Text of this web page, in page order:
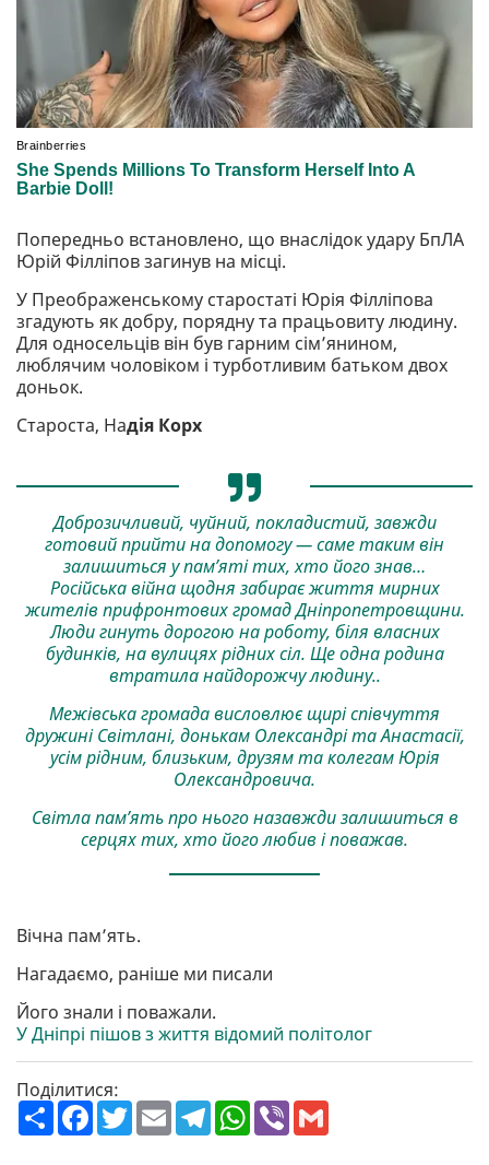
Попередньо встановлено, що внаслідок удару БпЛА
Юрій Філліпов загинув на місці.
У Преображенському старостаті Юрія Філліпова
згадують як добру, порядну та працьовиту людину.
Для односельців він був гарним сім’янином,
люблячим чоловіком і турботливим батьком двох
доньок.
Староста, Надія Корх
Доброзичливий, чуйний, покладистий, завжди
готовий прийти на допомогу — саме таким він
залишиться у пам’яті тих, хто його знав…
Російська війна щодня забирає життя мирних
жителів прифронтових громад Дніпропетровщини.
Люди гинуть дорогою на роботу, біля власних
будинків, на вулицях рідних сіл. Ще одна родина
втратила найдорожчу людину..
Межівська громада висловлює щирі співчуття
дружині Світлані, донькам Олександрі та Анастасії,
усім рідним, близьким, друзям та колегам Юрія
Олександровича.
Світла пам’ять про нього назавжди залишиться в
серцях тих, хто його любив і поважав.
Вічна пам’ять.
Нагадаємо, раніше ми писали
Його знали і поважали.
У Дніпрі пішов з життя відомий політолог
Поділитися:
П
о
F
a
T
w
E
m
T
e
W
h
V